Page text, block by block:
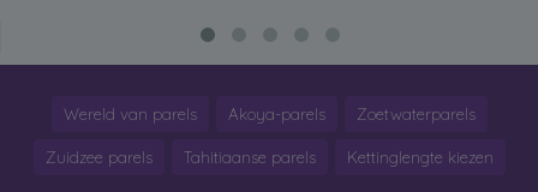
Wereld van parels Akoya-parels Zoetwaterparels
Zuidzee parels Tahitiaanse parels Kettinglengte kiezen